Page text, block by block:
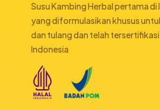
Susu Kambing Herbal pertama di
yang diformulasikan khusus
dan tulang dan telah tersertifikasi
Indonesia